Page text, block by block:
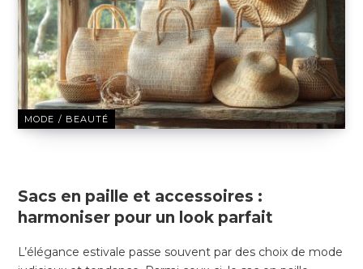
MODE / BEAUTÉ
Sacs en paille et accessoires :
harmoniser pour un look parfait
L’élégance estivale passe souvent par des choix de mode